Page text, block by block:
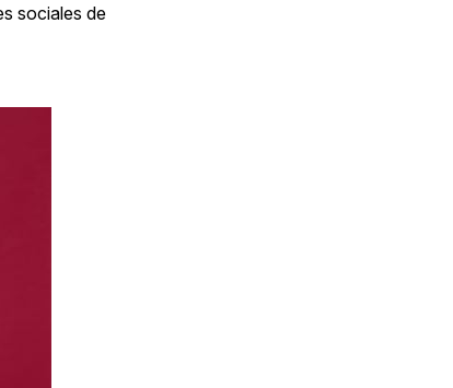
sociales de